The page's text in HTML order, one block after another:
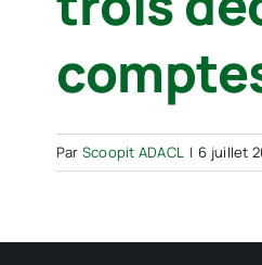
Par Scoopit ADACL | 6 juillet